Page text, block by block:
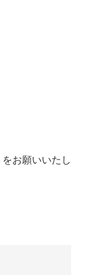
お願いいたし